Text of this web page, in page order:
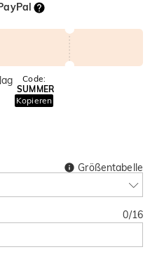
PayPal
Code:
SUMMER
Kopieren
Größentabelle
0/16